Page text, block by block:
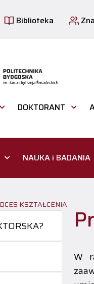
Biblioteka
DOKTORANT
NAUKA i BADANIA
KSZTAŁCENIA
W